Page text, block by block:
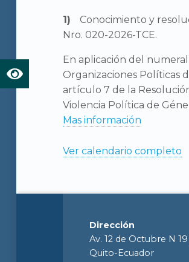
Conocimiento y
Nro. 020-2026-TCE.
En aplicación del
Organizaciones Políticas
artículo 7 de la
Violencia Política de
Mas información
Ver calendario completo
Dirección
Av. 12 de Octubre N
Quito-Ecuador